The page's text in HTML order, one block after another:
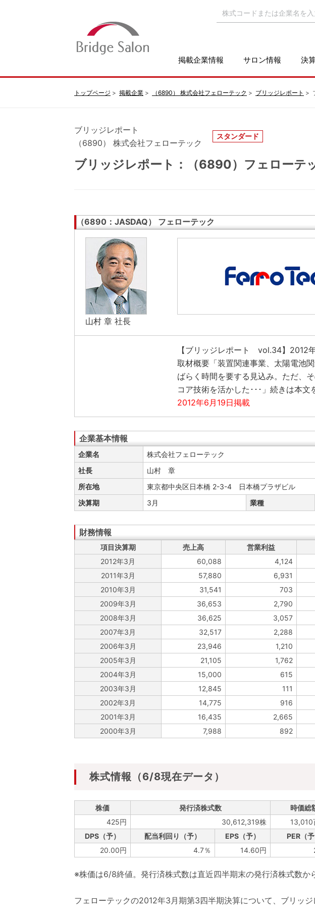
掲載企業情報 サロン情報 決
トップページ 掲載企業 （6890） 株式会社フェローテック ブリッジレポート
ブリッジレポート
（6890） 株式会社フェローテック
スタンダード
ブリッジレポート：（6890）フェローテ
（6890：JASDAQ） フェローテック
山村 章 社長
【ブリッジレポート vol.34】2012
取材概要「装置関連事業、太陽電池
ばらく時間を要する見込み。ただ、
コア技術を活かした･･･」続きは本文
2012年6月19日掲載
企業名
株式会社フェローテック
社長
山村 章
所在地
東京都中央区日本橋 2-3-4 日本橋プラザビル
決算期
3月 業種
項目決算期 売上高 営業利益
2012年3月
60,088 4,124
2011年3月
57,880 6,931
2010年3月
31,541 703
2009年3月
36,653 2,790
2008年3月
36,625 3,057
2007年3月
32,517 2,288
2006年3月
23,946 1,210
2005年3月
21,105 1,762
2004年3月
15,000 615
2003年3月
12,845 111
2002年3月
14,775 916
2001年3月
16,435 2,665
2000年3月
7,988 892
株式情報（6/8現在データ）
株価 発行済株式数 時価総
425円
30,612,319株 13,010
DPS（予）
配当利回り（予） EPS（予） PER（予
20.00円
4.7％ 14.60円
※株価は6/8終値。発行済株式数は直近四半期末の発行済株式数か
フェローテックの2012年3月期第3四半期決算について、ブリッジ